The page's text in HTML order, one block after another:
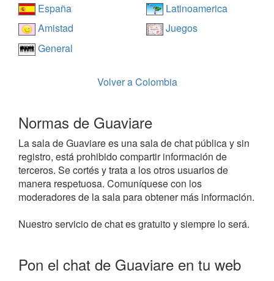
España
Latinoamerica
Amistad
Juegos
General
Volver a Colombia
Normas de Guaviare
La sala de Guaviare es una sala de chat pública y sin
registro, está prohibido compartir información de
terceros. Se cortés y trata a los otros usuarios de
manera respetuosa. Comuníquese con los
moderadores de la sala para obtener más información.
Nuestro servicio de chat es gratuito y siempre lo será.
Pon el chat de Guaviare en tu web